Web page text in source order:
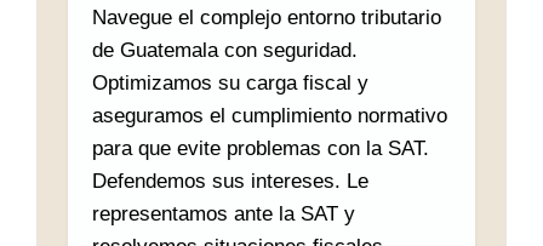
Navegue el complejo entorno tributario
de Guatemala con seguridad.
Optimizamos su carga fiscal y
aseguramos el cumplimiento normativo
para que evite problemas con la SAT.
Defendemos sus intereses. Le
representamos ante la SAT y